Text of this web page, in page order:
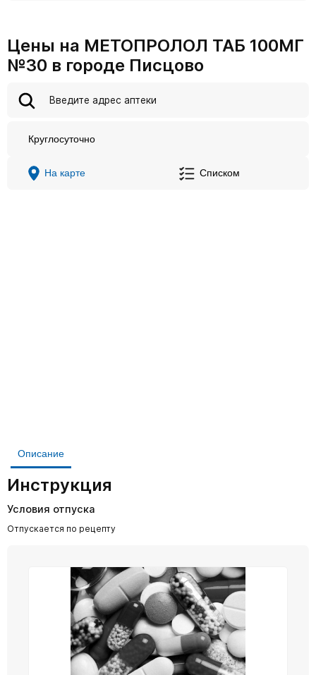
Цены на МЕТОПРОЛОЛ ТАБ 100МГ
№30 в городе Писцово
Круглосуточно
На карте Списком
Описание
Инструкция
Условия отпуска
Отпускается по рецепту